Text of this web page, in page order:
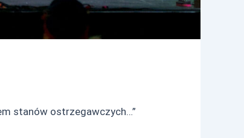
stanów ostrzegawczych…”